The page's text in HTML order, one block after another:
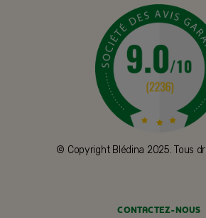
© Copyright Blédina 2025. Tous
CONTACTEZ-NOUS